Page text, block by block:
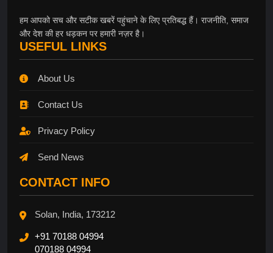
हम आपको सच और सटीक खबरें पहुंचाने के लिए प्रतिबद्ध हैं। राजनीति, समाज
और देश की हर धड़कन पर हमारी नज़र है।
USEFUL LINKS
About Us
Contact Us
Privacy Policy
Send News
CONTACT INFO
Solan, India, 173212
+91 70188 04994
070188 04994